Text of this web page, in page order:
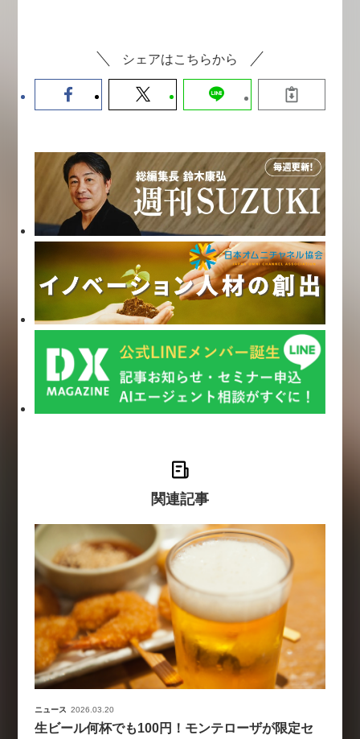
シェアはこちらから
関連記事
ニュース 2026.03.20
生ビール何杯でも100円！モンテローザが限定セ